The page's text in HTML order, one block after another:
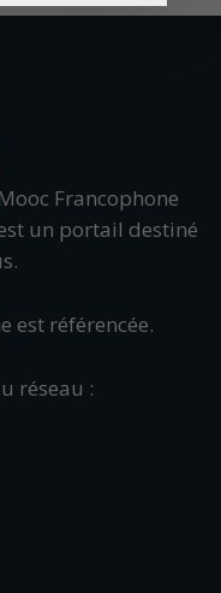
Francophone
un portail destiné
est référencée.
réseau :